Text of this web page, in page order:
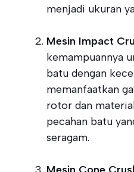
menjadi ukuran
Mesin Impact
kemampuannya
batu dengan
memanfaatkan
rotor dan
pecahan batu
seragam.